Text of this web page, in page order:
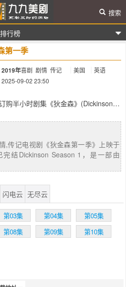
九九美剧
排行榜
搜索
第一季
2019年喜剧 剧情 传记 美国
英语
2025-09-02 23:50
购半小时剧集《狄金森》(Dickinson，
演二十世纪现代主义诗歌先驱之一艾米
森。阿莲娜·史密斯(《婚外情事》)编
·戈登·格林执导。剧集将设定在艾米
森生活的时代，故事围绕狄金森家庭，
个人的成长过程。
,传记电视剧《狄金森第一季》上映于
结Dickinson Season 1，是一部由
闪电云 无尽云
第03集 第04集
第05集
第08集 第09集 第10集